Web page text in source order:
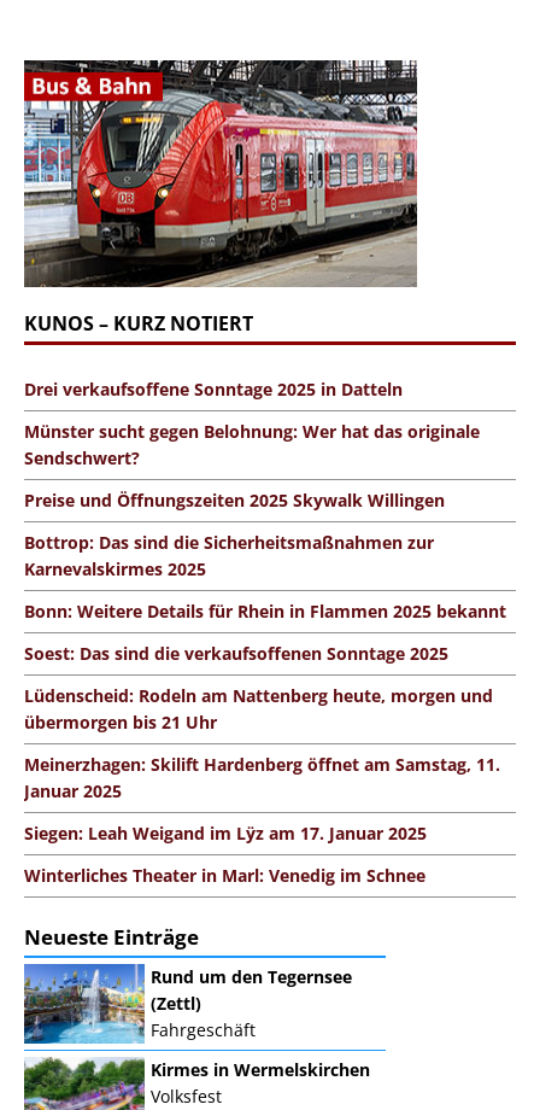
KUNOS – KURZ NOTIERT
Drei verkaufsoffene Sonntage 2025 in Datteln
Münster sucht gegen Belohnung: Wer hat das originale
Sendschwert?
Preise und Öffnungszeiten 2025 Skywalk Willingen
Bottrop: Das sind die Sicherheitsmaßnahmen zur
Karnevalskirmes 2025
Bonn: Weitere Details für Rhein in Flammen 2025 bekannt
Soest: Das sind die verkaufsoffenen Sonntage 2025
Lüdenscheid: Rodeln am Nattenberg heute, morgen und
übermorgen bis 21 Uhr
Meinerzhagen: Skilift Hardenberg öffnet am Samstag, 11.
Januar 2025
Siegen: Leah Weigand im Lÿz am 17. Januar 2025
Winterliches Theater in Marl: Venedig im Schnee
Neueste Einträge
Rund um den Tegernsee
(Zettl)
Fahrgeschäft
Kirmes in Wermelskirchen
Volksfest